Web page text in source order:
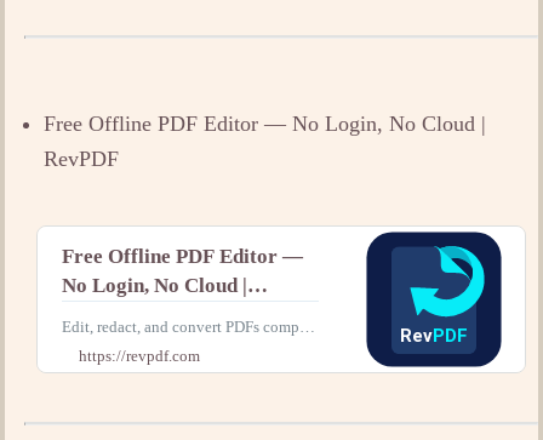
reating
Free Offline PDF Editor — No Login, No Cloud |
RevPDF
Free Offline PDF Editor —
No Login, No Cloud |
Edit, redact, and convert PDFs complet
ely offline. Free on Windows, Mac & L
inux. $9.99 once on Andro
https://revpdf.com